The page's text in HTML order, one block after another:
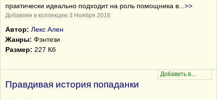
практически идеально подходит на роль помощника в
>>
Добавлен в коллекцию 3 Ноября 2016
Автор: Лекс Ален
Жанры: Фэнтези
Размер: 227 Кб
Правдивая история попаданки